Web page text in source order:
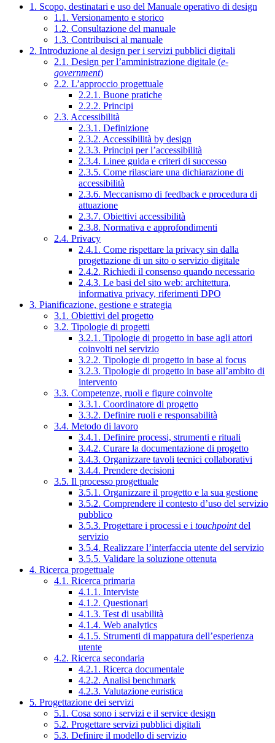
1. Scopo, destinatari e uso del Manuale operativo di design
1.1. Versionamento e storico
1.2. Consultazione del manuale
1.3. Contribuisci al manuale
2. Introduzione al design per i servizi pubblici digitali
2.1. Design per l’amministrazione digitale (e-
government)
2.2. L’approccio progettuale
2.2.1. Buone pratiche
2.2.2. Principi
2.3. Accessibilità
2.3.1. Definizione
2.3.2. Accessibilità by design
2.3.3. Principi per l’accessibilità
2.3.4. Linee guida e criteri di successo
2.3.5. Come rilasciare una dichiarazione di
accessibilità
2.3.6. Meccanismo di feedback e procedura di
attuazione
2.3.7. Obiettivi accessibilità
2.3.8. Normativa e approfondimenti
2.4. Privacy
2.4.1. Come rispettare la privacy sin dalla
progettazione di un sito o servizio digitale
2.4.2. Richiedi il consenso quando necessario
2.4.3. Le basi del sito web: architettura,
informativa privacy, riferimenti DPO
3. Pianificazione, gestione e strategia
3.1. Obiettivi del progetto
3.2. Tipologie di progetti
3.2.1. Tipologie di progetto in base agli attori
coinvolti nel servizio
3.2.2. Tipologie di progetto in base al focus
3.2.3. Tipologie di progetto in base all’ambito di
intervento
3.3. Competenze, ruoli e figure coinvolte
3.3.1. Coordinatore di progetto
3.3.2. Definire ruoli e responsabilità
3.4. Metodo di lavoro
3.4.1. Definire processi, strumenti e rituali
3.4.2. Curare la documentazione di progetto
3.4.3. Organizzare tavoli tecnici collaborativi
3.4.4. Prendere decisioni
3.5. Il processo progettuale
3.5.1. Organizzare il progetto e la sua gestione
3.5.2. Comprendere il contesto d’uso del servizio
pubblico
3.5.3. Progettare i processi e i touchpointdel
servizio
3.5.4. Realizzare l’interfaccia utente del servizio
3.5.5. Validare la soluzione ottenuta
4. Ricerca progettuale
4.1. Ricerca primaria
4.1.1. Interviste
4.1.2. Questionari
4.1.3. Test di usabilità
4.1.4. Web analytics
4.1.5. Strumenti di mappatura dell’esperienza
utente
4.2. Ricerca secondaria
4.2.1. Ricerca documentale
4.2.2. Analisi benchmark
4.2.3. Valutazione euristica
5. Progettazione dei servizi
5.1. Cosa sono i servizi e il service design
5.2. Progettare servizi pubblici digitali
5.3. Definire il modello di servizio